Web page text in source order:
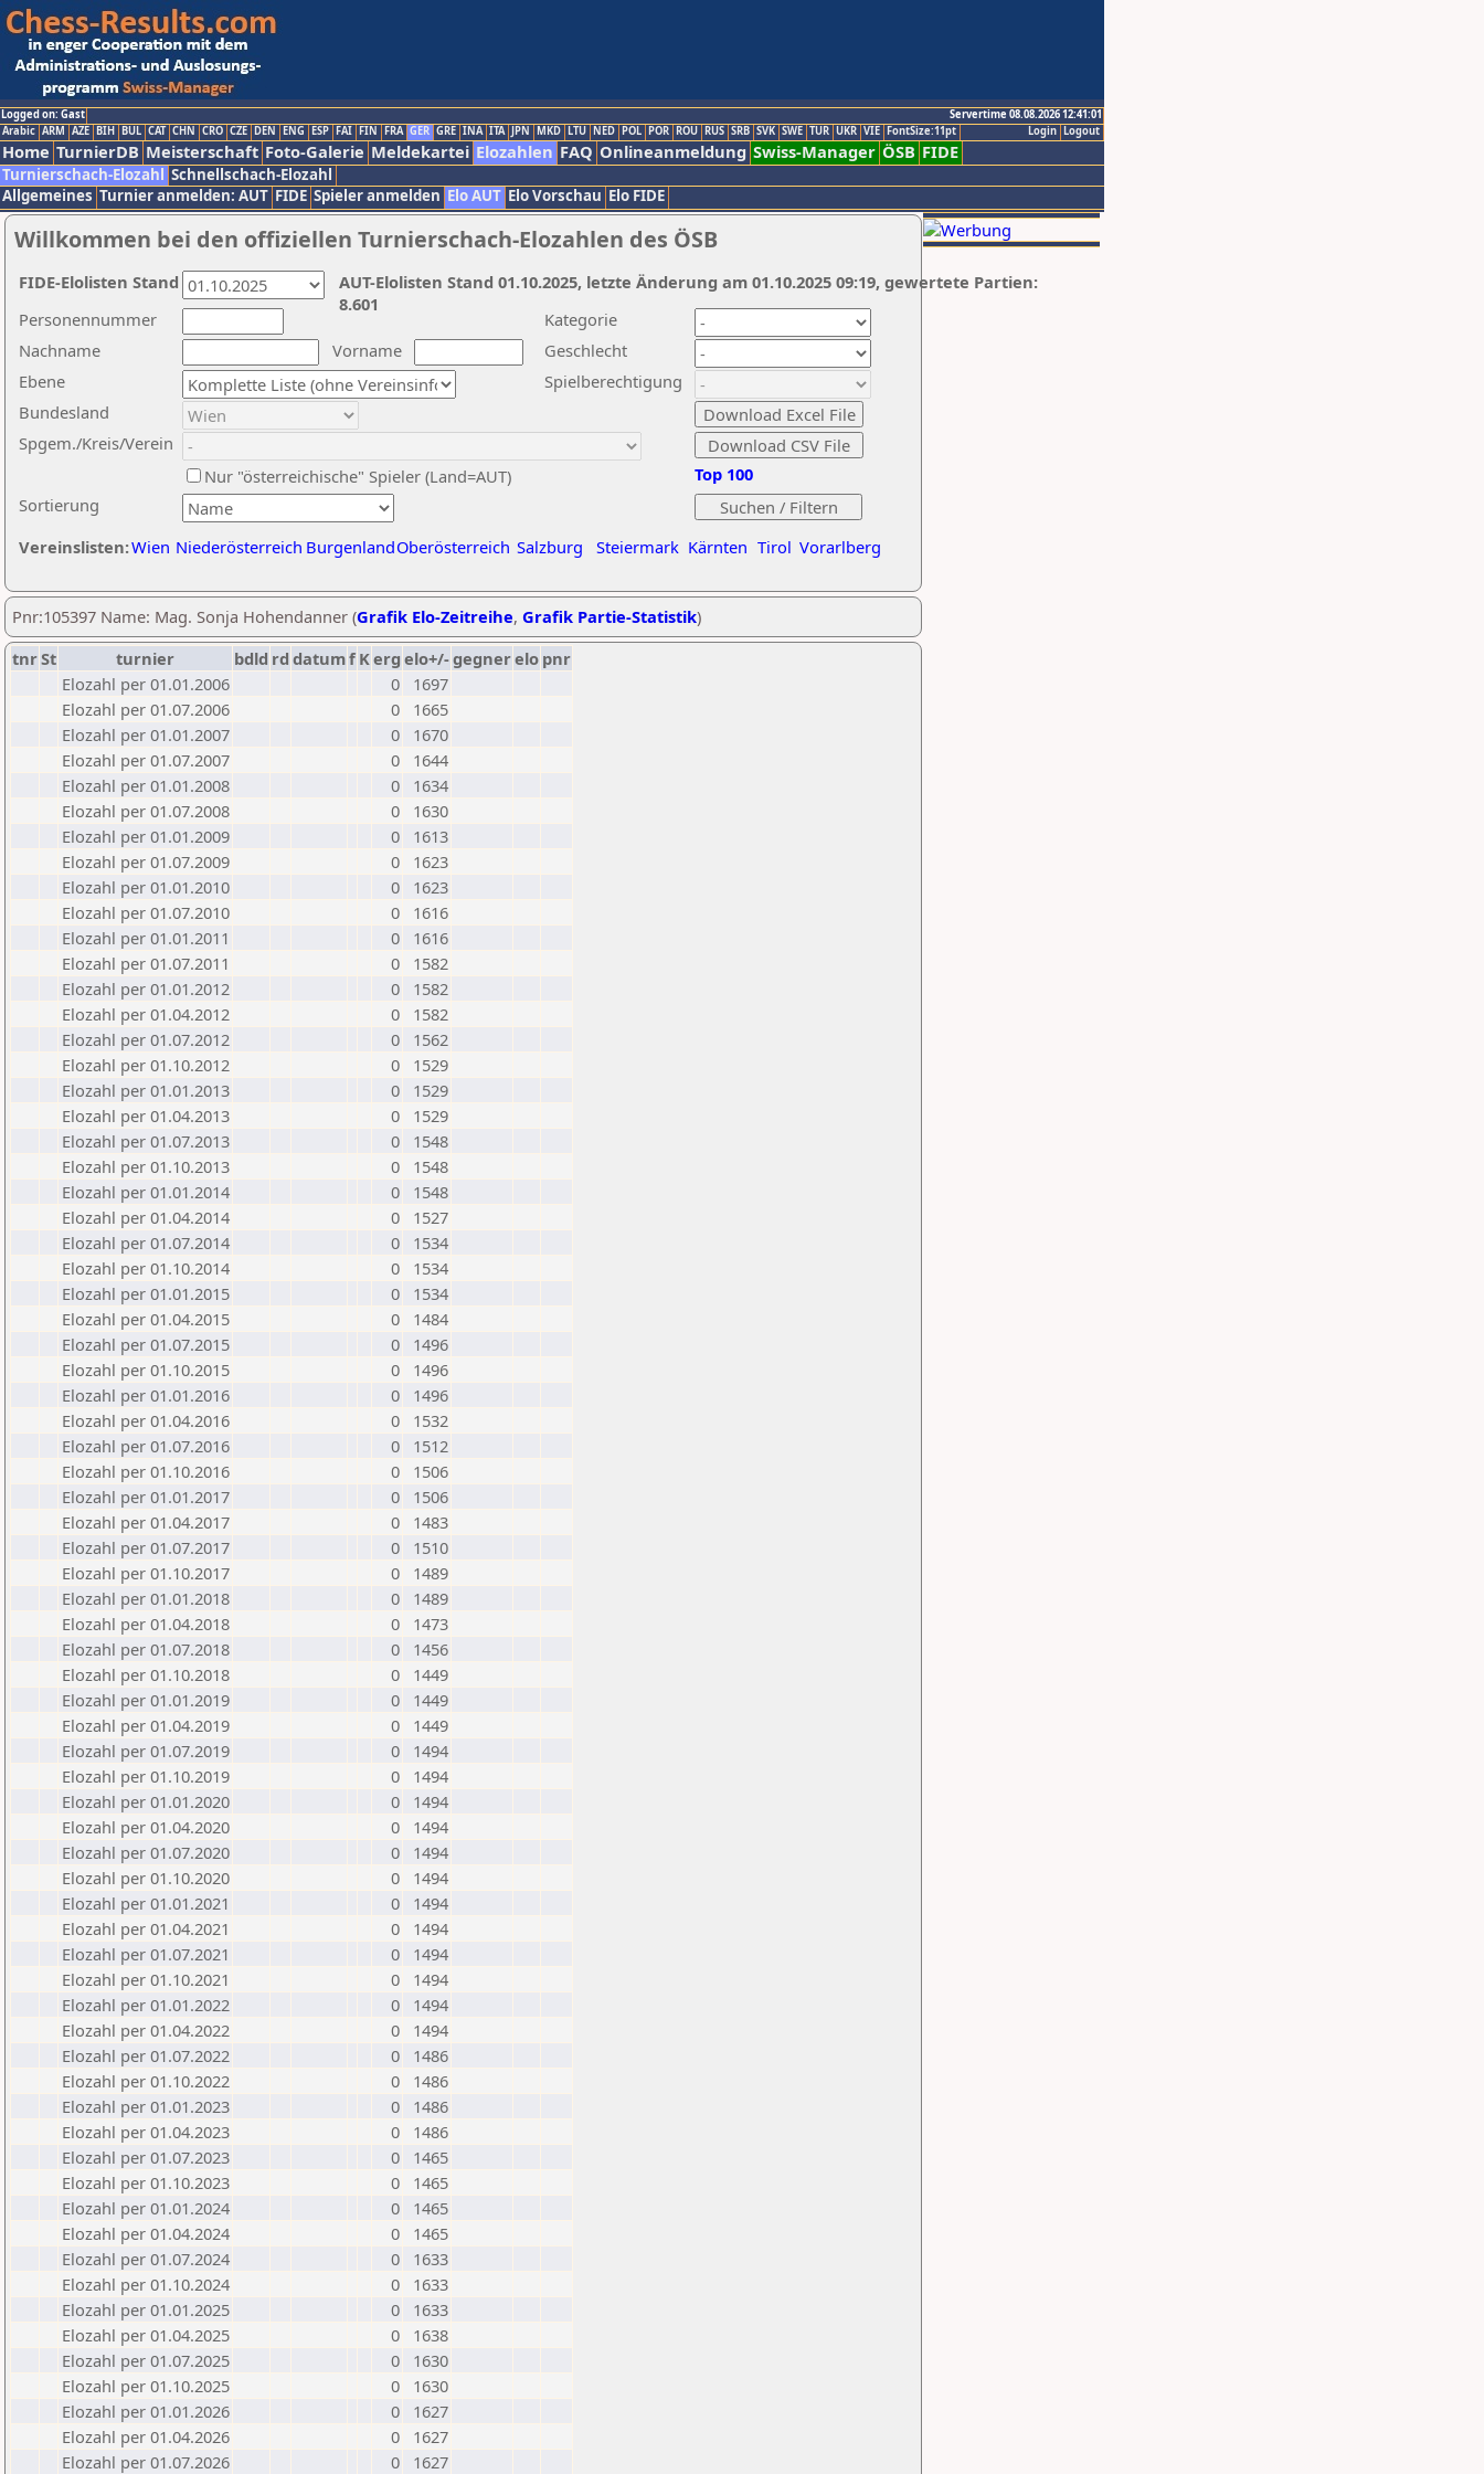
Logged on: Gast
Servertime 08.08.2026 12:41:01
Logout
Login
Arabic ARM AZE BIH BUL CAT CHN CRO CZE DEN ENG ESP FAI FIN FRA GER GRE INA ITA JPN MKD LTU NED POL POR ROU RUS SRB SVK SWE TUR UKR VIE FontSize:11pt
Home TurnierDB Meisterschaft Foto-Galerie Meldekartei Elozahlen FAQ Onlineanmeldung Swiss-Manager ÖSB FIDE
Turnierschach-Elozahl Schnellschach-Elozahl
Allgemeines Turnier anmelden: AUT FIDE Spieler anmelden Elo AUT Elo Vorschau Elo FIDE
Willkommen bei den offiziellen Turnierschach-Elozahlen des ÖSB
Nachname
Vorname
Ebene
Kategorie
Sortierung
Personennummer
Bundesland
Spgem./Kreis/Verein
Geschlecht
Nur "österreichische" Spieler (Land=AUT)
Spielberechtigung
Vereinslisten:Wien Niederösterreich BurgenlandOberösterreich Salzburg Steiermark Kärnten Tirol Vorarlberg
Top 100
AUT-Elolisten Stand 01.10.2025, letzte Änderung am 01.10.2025 09:19, gewertete Partien:
8.601
FIDE-Elolisten Stand
Pnr:105397 Name: Mag. Sonja Hohendanner (Grafik Elo-Zeitreihe, Grafik Partie-Statistik)
tnrSt turnier bdld rd datumf Kerg elo+/-gegnerelo pnr
Elozahl per 01.01.2006
0
1697
Elozahl per 01.07.2006
0
1665
Elozahl per 01.01.2007
0
1670
Elozahl per 01.07.2007
0
1644
Elozahl per 01.01.2008
0
1634
Elozahl per 01.07.2008
0
1630
Elozahl per 01.01.2009
0
1613
Elozahl per 01.07.2009
0
1623
Elozahl per 01.01.2010
0
1623
Elozahl per 01.07.2010
0
1616
Elozahl per 01.01.2011
0
1616
Elozahl per 01.07.2011
0
1582
Elozahl per 01.01.2012
0
1582
Elozahl per 01.04.2012
0
1582
Elozahl per 01.07.2012
0
1562
Elozahl per 01.10.2012
0
1529
Elozahl per 01.01.2013
0
1529
Elozahl per 01.04.2013
0
1529
Elozahl per 01.07.2013
0
1548
Elozahl per 01.10.2013
0
1548
Elozahl per 01.01.2014
0
1548
Elozahl per 01.04.2014
0
1527
Elozahl per 01.07.2014
0
1534
Elozahl per 01.10.2014
0
1534
Elozahl per 01.01.2015
0
1534
Elozahl per 01.04.2015
0
1484
Elozahl per 01.07.2015
0
1496
Elozahl per 01.10.2015
0
1496
Elozahl per 01.01.2016
0
1496
Elozahl per 01.04.2016
0
1532
Elozahl per 01.07.2016
0
1512
Elozahl per 01.10.2016
0
1506
Elozahl per 01.01.2017
0
1506
Elozahl per 01.04.2017
0
1483
Elozahl per 01.07.2017
0
1510
Elozahl per 01.10.2017
0
1489
Elozahl per 01.01.2018
0
1489
Elozahl per 01.04.2018
0
1473
Elozahl per 01.07.2018
0
1456
Elozahl per 01.10.2018
0
1449
Elozahl per 01.01.2019
0
1449
Elozahl per 01.04.2019
0
1449
Elozahl per 01.07.2019
0
1494
Elozahl per 01.10.2019
0
1494
Elozahl per 01.01.2020
0
1494
Elozahl per 01.04.2020
0
1494
Elozahl per 01.07.2020
0
1494
Elozahl per 01.10.2020
0
1494
Elozahl per 01.01.2021
0
1494
Elozahl per 01.04.2021
0
1494
Elozahl per 01.07.2021
0
1494
Elozahl per 01.10.2021
0
1494
Elozahl per 01.01.2022
0
1494
Elozahl per 01.04.2022
0
1494
Elozahl per 01.07.2022
0
1486
Elozahl per 01.10.2022
0
1486
Elozahl per 01.01.2023
0
1486
Elozahl per 01.04.2023
0
1486
Elozahl per 01.07.2023
0
1465
Elozahl per 01.10.2023
0
1465
Elozahl per 01.01.2024
0
1465
Elozahl per 01.04.2024
0
1465
Elozahl per 01.07.2024
0
1633
Elozahl per 01.10.2024
0
1633
Elozahl per 01.01.2025
0
1633
Elozahl per 01.04.2025
0
1638
Elozahl per 01.07.2025
0
1630
Elozahl per 01.10.2025
0
1630
Elozahl per 01.01.2026
0
1627
Elozahl per 01.04.2026
0
1627
Elozahl per 01.07.2026
0 1627